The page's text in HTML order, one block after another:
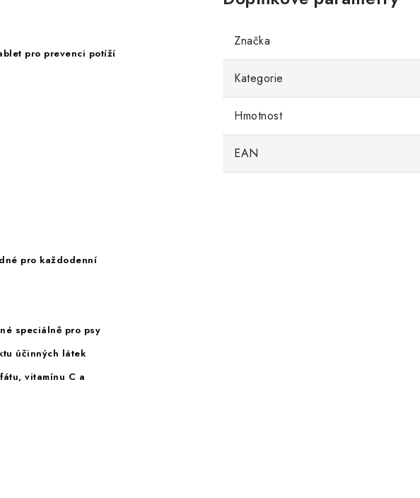
pro prevenci potíží
pro každodenní
speciálně pro psy
účinných látek
vitamínu C a
Značka
Kategorie
Hmotnost
EAN